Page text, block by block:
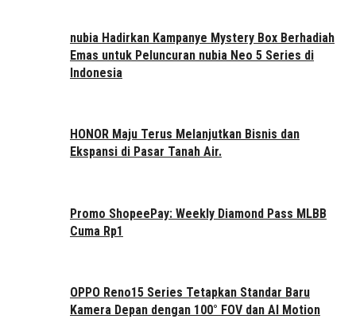
nubia Hadirkan Kampanye Mystery Box Berhadiah
Emas untuk Peluncuran nubia Neo 5 Series di
Indonesia
HONOR Maju Terus Melanjutkan Bisnis dan
Ekspansi di Pasar Tanah Air.
Promo ShopeePay: Weekly Diamond Pass MLBB
Cuma Rp1
OPPO Reno15 Series Tetapkan Standar Baru
Kamera Depan dengan 100° FOV dan AI Motion